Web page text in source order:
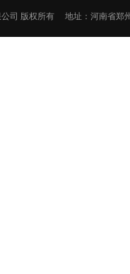
公司 版权所有 地址：河南省